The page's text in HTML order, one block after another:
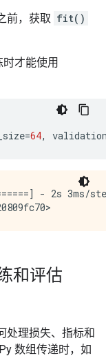
前，获取 fit()
才能使用
=64,
- 2s
和评估
处理损失、指标和
数组传递时，如